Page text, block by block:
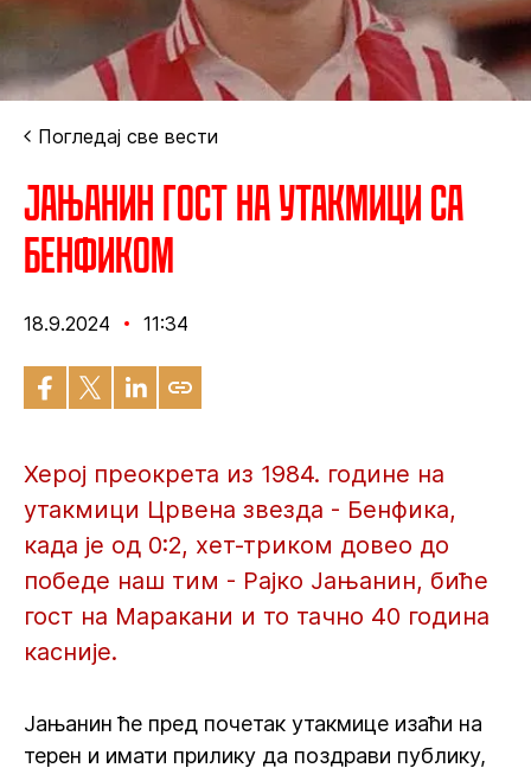
Погледај све вести
Јањанин гост на утакмици са
Бенфиком
18.9.2024 11:34
Херој преокрета из 1984. године на
утакмици Црвена звезда - Бенфика,
када је од 0:2, хет-триком довео до
победе наш тим - Рајко Јањанин, биће
гост на Маракани и то тачно 40 година
касније.
Јањанин ће пред почетак утакмице изаћи на
терен и имати прилику да поздрави публику,